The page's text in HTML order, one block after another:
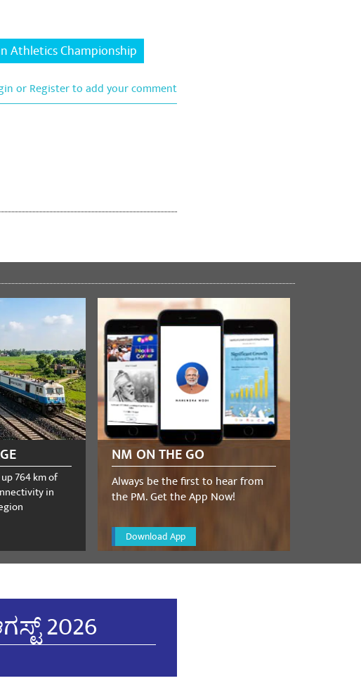
Athletics Championship
or Register to add your comment
764 km of
in
NM ON THE GO
Always be the first to hear from
the PM. Get the App Now!
Download App
2026